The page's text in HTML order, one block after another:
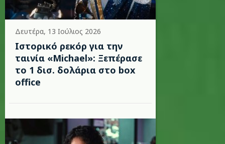
Δευτέρα, 13 Ιούλιος 2026
Ιστορικό ρεκόρ για την
ταινία «Michael»: Ξεπέρασε
το 1 δισ. δολάρια στο box
office